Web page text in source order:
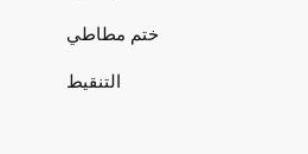
ختم مطاطي
التنقيط